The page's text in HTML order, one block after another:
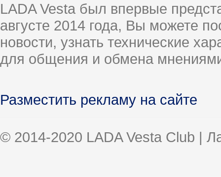
LADA Vesta был впервые
августе 2014 года, Вы можете
новости, узнать технические
для общения и обмена
Разместить рекламу на сайте
© 2014-2020 LADA Vesta Club |